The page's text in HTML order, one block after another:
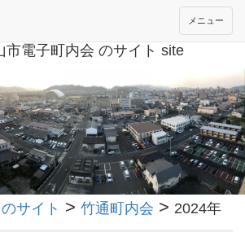
市電子町内会 のサイト site
メニュー
サイト > 竹通町内会 > 2024年